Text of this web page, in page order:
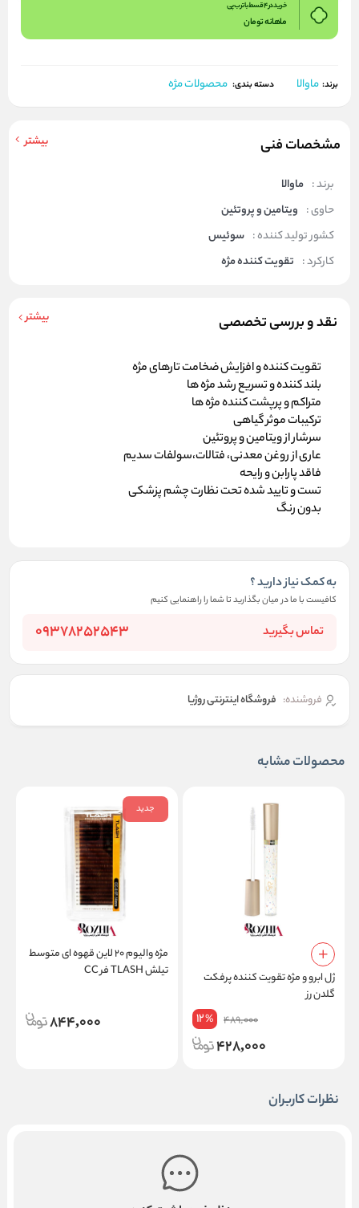
خرید در 4 قسط با ترب پی
ماهانهتومان
برند: ماوالا دسته بندی: محصولات مژه
مشخصات فنی بیشتر
برند : ماوالا
حاوی : ویتامین و پروتئین
کشور تولید کننده : سوئیس
کارکرد : تقویت کننده مژه
نقد و بررسی تخصصی بیشتر
تقویت کننده و افزایش ضخامت تارهای مژه
بلند کننده و تسریع رشد مژه ها
متراکم و پرپشت کننده مژه ها
ترکیبات موثر گیاهی
سرشار از ویتامین و پروتئین
عاری از روغن معدنی، فتالات،سولفات سدیم
فاقد پارابن و رایحه
تست و تایید شده تحت نظارت چشم پزشکی
بدون رنگ
به کمک نیاز دارید ؟
کافیست با ما در میان بگذارید تا شما را راهنمایی کنیم
تماس بگیرید 09378252543
فروشنده: فروشگاه اینترنتی روژیا
محصولات مشابه
ژل ابرو و مژه تقویت کننده پرفکت
گلدن رز
489,000
12%
428,000
جدید
مژه والیوم ۲۰ لاین قهوه ای متوسط
تیلش TLASH فر CC
844,000
نظرات کاربران